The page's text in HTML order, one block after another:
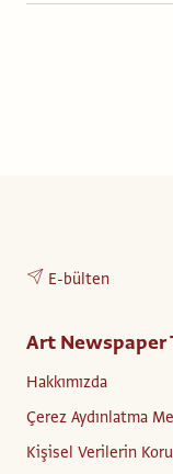
E-bülten
Art Newspaper
Hakkımızda
Çerez Aydınlatma
Kişisel Verilerin